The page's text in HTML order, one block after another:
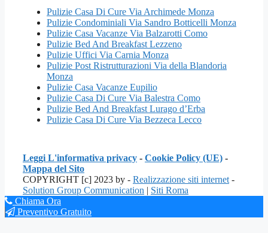
Pulizie Casa Di Cure Via Archimede Monza
Pulizie Condominiali Via Sandro Botticelli Monza
Pulizie Casa Vacanze Via Balzarotti Como
Pulizie Bed And Breakfast Lezzeno
Pulizie Uffici Via Carnia Monza
Pulizie Post Ristrutturazioni Via della Blandoria
Monza
Pulizie Casa Vacanze Eupilio
Pulizie Casa Di Cure Via Balestra Como
Pulizie Bed And Breakfast Lurago d’Erba
Pulizie Casa Di Cure Via Bezzeca Lecco
Leggi L'informativa privacy - Cookie Policy (UE) -
Mappa del Sito
COPYRIGHT [c] 2023 by - Realizzazione siti internet -
Solution Group Communication | Siti Roma
Chiama Ora
Preventivo Gratuito